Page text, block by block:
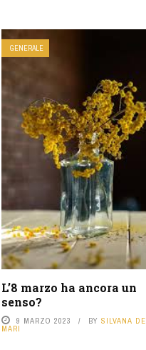
GENERALE
L’8 marzo ha ancora un
senso?
9 MARZO 2023 BYSILVANA DE
MARI